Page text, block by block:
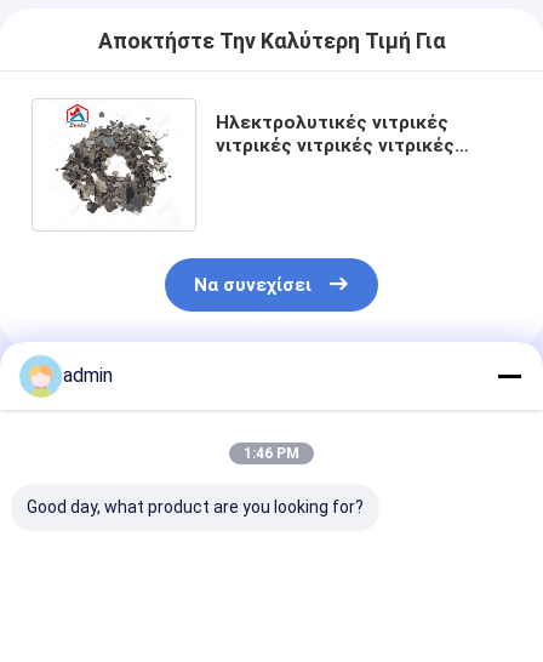
Αποκτήστε Την Καλύτερη Τιμή Για
Ηλεκτρολυτικές νιτρικές
νιτρικές νιτρικές νιτρικές
Να συνεχίσει
Συνιστώμενα Προϊόντα
admin
1:46 PM
Good day, what product are you looking for?